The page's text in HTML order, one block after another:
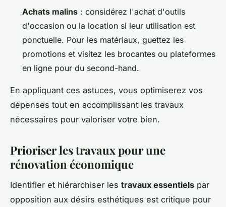
Achats malins : considérez l'achat d'outils
d'occasion ou la location si leur utilisation est
ponctuelle. Pour les matériaux, guettez les
promotions et visitez les brocantes ou plateformes
en ligne pour du second-hand.
En appliquant ces astuces, vous optimiserez vos
dépenses tout en accomplissant les travaux
nécessaires pour valoriser votre bien.
Prioriser les travaux pour une
rénovation économique
Identifier et hiérarchiser les travaux essentiels par
opposition aux désirs esthétiques est critique pour